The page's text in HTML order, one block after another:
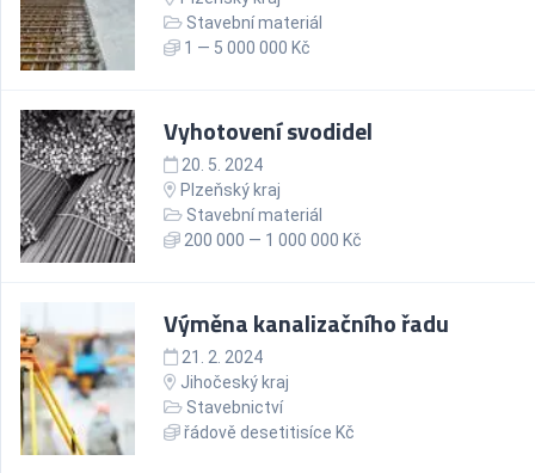
Stavební materiál
1 — 5 000 000 Kč
Vyhotovení svodidel
20. 5. 2024
Plzeňský kraj
Stavební materiál
200 000 — 1 000 000 Kč
Výměna kanalizačního řadu
21. 2. 2024
Jihočeský kraj
Stavebnictví
řádově desetitisíce Kč